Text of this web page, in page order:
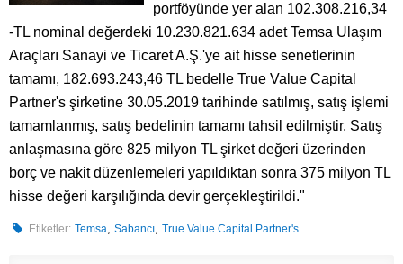
portföyünde yer alan 102.308.216,34
-TL nominal değerdeki 10.230.821.634 adet Temsa Ulaşım
Araçları Sanayi ve Ticaret A.Ş.'ye ait hisse senetlerinin
tamamı, 182.693.243,46 TL bedelle True Value Capital
Partner's şirketine 30.05.2019 tarihinde satılmış, satış işlemi
tamamlanmış, satış bedelinin tamamı tahsil edilmiştir. Satış
anlaşmasına göre 825 milyon TL şirket değeri üzerinden
borç ve nakit düzenlemeleri yapıldıktan sonra 375 milyon TL
hisse değeri karşılığında devir gerçekleştirildi."
Etiketler: Temsa,Sabancı,True Value Capital Partner's